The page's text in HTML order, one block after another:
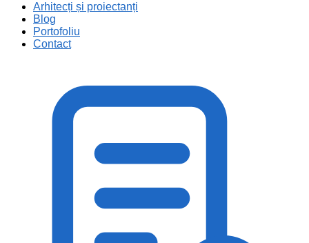
Arhitecți și proiectanți
Blog
Portofoliu
Contact